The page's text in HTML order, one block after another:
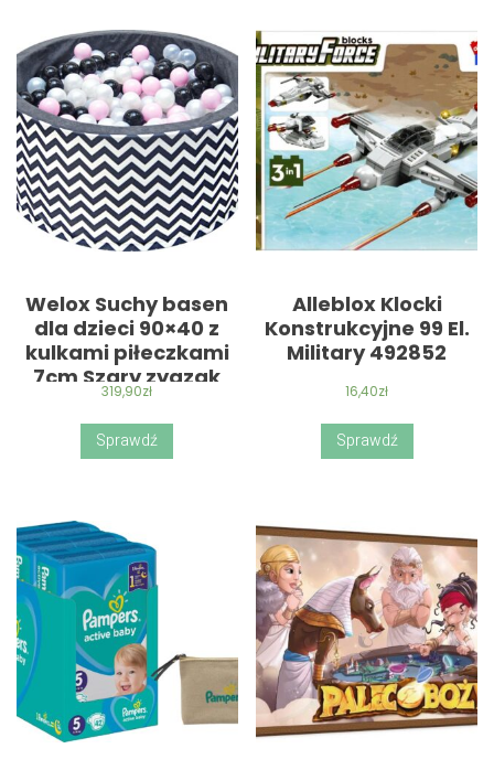
Welox Suchy basen
dla dzieci 90×40 z
kulkami piłeczkami
7cm Szary zygzak
319,90zł
Sprawdź
Alleblox Klocki
Konstrukcyjne 99 El.
Military 492852
16,40zł
Sprawdź